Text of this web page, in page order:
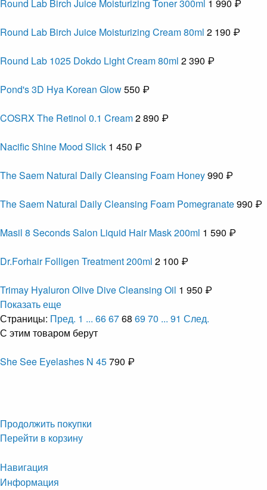
Round Lab Birch Juice Moisturizing Toner 300ml 1 990 ₽
Round Lab Birch Juice Moisturizing Cream 80ml 2 190 ₽
Round Lab 1025 Dokdo Light Cream 80ml 2 390 ₽
Pond's 3D Hya Korean Glow550 ₽
COSRX The Retinol 0.1 Cream2 890 ₽
Nacific Shine Mood Slick 1 450 ₽
The Saem Natural Daily Cleansing Foam Honey990 ₽
The Saem Natural Daily Cleansing Foam Pomegranate990 ₽
Masil 8 Seconds Salon Liquid Hair Mask 200ml 1 590 ₽
Dr.Forhair Folligen Treatment 200ml 2 100 ₽
Trimay Hyaluron Olive Dive Cleansing Oil 1 950 ₽
Показать еще
Страницы: Пред. 1 ... 666768 69 70 ... 91 След.
С этим товаром берут
She See Eyelashes N 45790 ₽
Продолжить покупки
Перейти в корзину
Навигация
Информация